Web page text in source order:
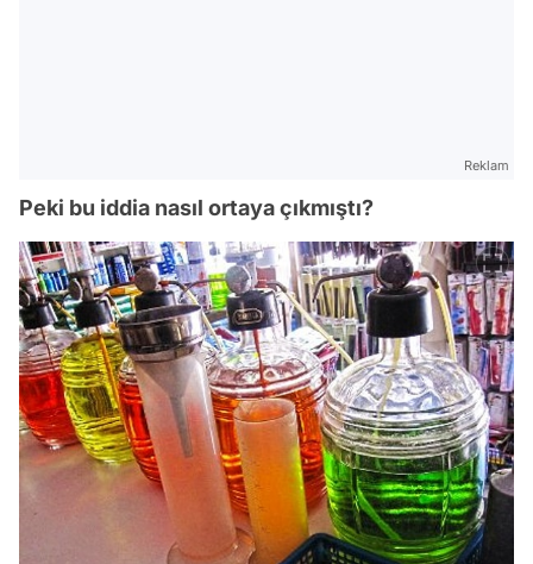
Reklam
Peki bu iddia nasıl ortaya çıkmıştı?